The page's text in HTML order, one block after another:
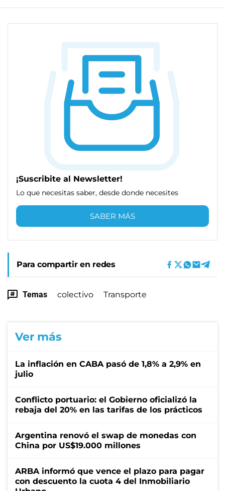
¡Suscribite al Newsletter!
Lo que necesitas saber, desde donde necesites
SABER MÁS
Para compartir en redes
Temas colectivo Transporte
Ver más
La inflación en CABA pasó de 1,8% a 2,9% en
julio
Conflicto portuario: el Gobierno oficializó la
rebaja del 20% en las tarifas de los prácticos
Argentina renovó el swap de monedas con
China por US$19.000 millones
ARBA informó que vence el plazo para pagar
con descuento la cuota 4 del Inmobiliario